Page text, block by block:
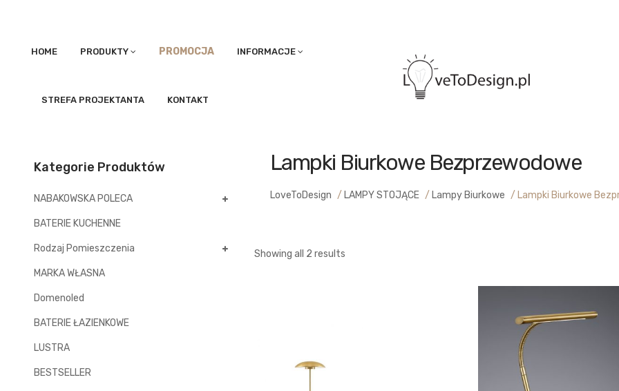
HOME PRODUKTY PROMOCJA INFORMACJE
STREFA PROJEKTANTA KONTAKT
Kategorie Produktów
NABAKOWSKA POLECA
BATERIE KUCHENNE
Rodzaj Pomieszczenia
MARKA WŁASNA
Domenoled
BATERIE ŁAZIENKOWE
LUSTRA
BESTSELLER
Lampki Biurkowe Bezprzewodowe
LoveToDesign / LAMPY STOJĄCE / Lampy Biurkowe / Lampki Biurkowe
Showing all 2 results